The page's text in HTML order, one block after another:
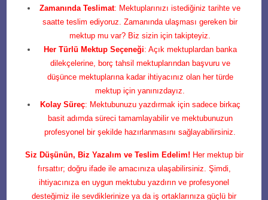
Zamanında Teslimat: Mektuplarınızı istediğiniz tarihte ve
saatte teslim ediyoruz. Zamanında ulaşması gereken bir
mektup mu var? Biz sizin için takipteyiz.
Her Türlü Mektup Seçeneği: Açık mektuplardan banka
dilekçelerine, borç tahsil mektuplarından başvuru ve
düşünce mektuplarına kadar ihtiyacınız olan her türde
mektup için yanınızdayız.
Kolay Süreç: Mektubunuzu yazdırmak için sadece birkaç
basit adımda süreci tamamlayabilir ve mektubunuzun
profesyonel bir şekilde hazırlanmasını sağlayabilirsiniz.
Siz Düşünün, Biz Yazalım ve Teslim Edelim! Her mektup bir
fırsattır; doğru ifade ile amacınıza ulaşabilirsiniz. Şimdi,
ihtiyacınıza en uygun mektubu yazdırın ve profesyonel
desteğimiz ile sevdiklerinize ya da iş ortaklarınıza güçlü bir